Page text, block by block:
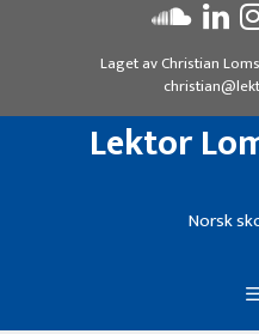
Laget avChristian
Lektor
Norsk